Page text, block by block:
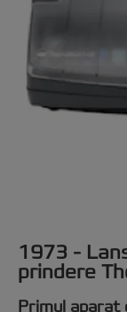
1973 -
prindere
Primul aparat